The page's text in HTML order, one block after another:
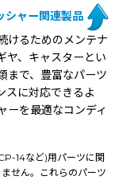
シャー関連製品
けるためのメンテナ
ヤ、キャスターとい
まで、豊富なパーツ
スに対応できるよ
ーを最適なコンディ
14など)用パーツに関
せん。これらのパーツ